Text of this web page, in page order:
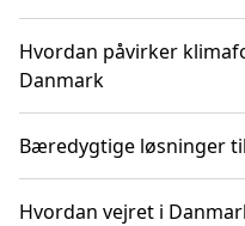
Hvordan påvirker
Danmark
Bæredygtige løsninger
Hvordan vejret i